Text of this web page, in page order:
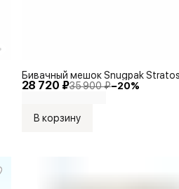
28 720 ₽35 900 ₽−20%
Бивачный мешок Snugpak
В корзину